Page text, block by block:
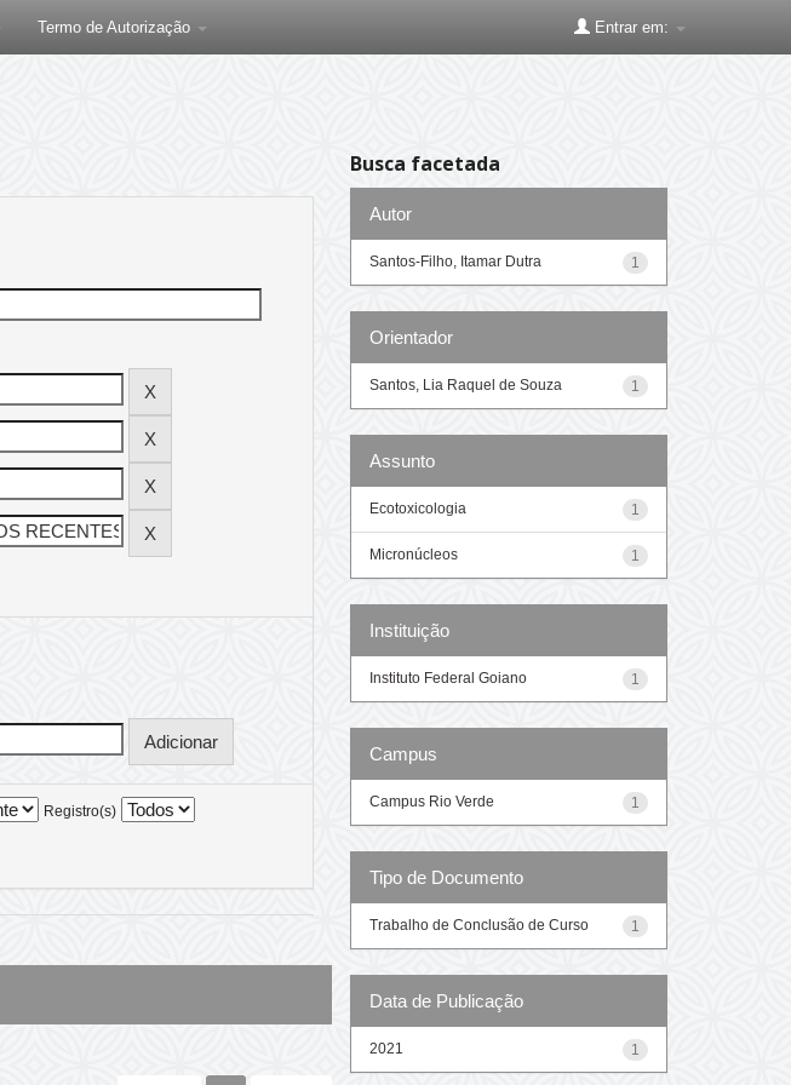
Termo de Autorização Entrar em:
Registro(s)
Busca facetada
Autor
1
Santos-Filho, Itamar Dutra
Orientador
1
Santos, Lia Raquel de Souza
Assunto
1
Ecotoxicologia
1
Micronúcleos
Instituição
1
Instituto Federal Goiano
Campus
1
Campus Rio Verde
Tipo de Documento
1
Trabalho de Conclusão de Curso
Data de Publicação
1
2021